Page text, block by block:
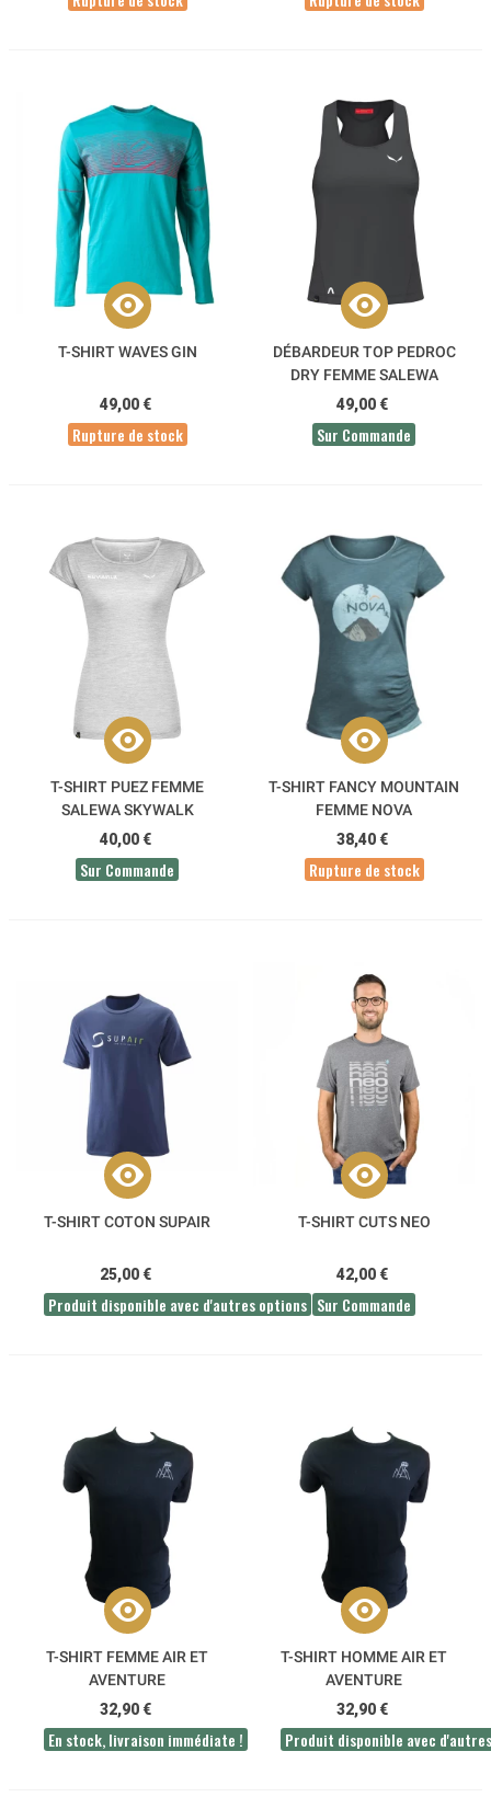
T-SHIRT WAVES GIN
49,00 €
Rupture de stock
DÉBARDEUR TOP PEDROC
DRY FEMME SALEWA
SKYWALK
49,00 €
Sur Commande
T-SHIRT PUEZ FEMME
SALEWA SKYWALK
40,00 €
Sur Commande
T-SHIRT FANCY MOUNTAIN
FEMME NOVA
38,40 €
Rupture de stock
T-SHIRT COTON SUPAIR
25,00 €
Produit disponible avec d'autres options
T-SHIRT CUTS NEO
42,00 €
Sur Commande
T-SHIRT FEMME AIR ET
AVENTURE
32,90 €
En stock, livraison immédiate !
T-SHIRT HOMME AIR ET
AVENTURE
32,90 €
Produit disponible avec